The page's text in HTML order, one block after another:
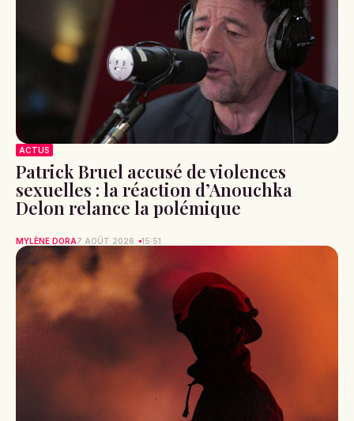
ACTUS
Patrick Bruel accusé de violences
sexuelles : la réaction d’Anouchka
Delon relance la polémique
MYLÈNE DORA7 AOÛT 2026 15:51